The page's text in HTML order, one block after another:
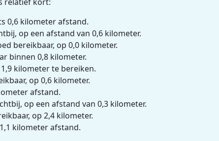
0,6 kilometer afstand.
op een afstand van 0,6 kilometer.
bereikbaar, op 0,0 kilometer.
binnen 0,8 kilometer.
kilometer te bereiken.
op 0,6 kilometer.
afstand.
op een afstand van 0,3 kilometer.
op 2,4 kilometer.
kilometer afstand.